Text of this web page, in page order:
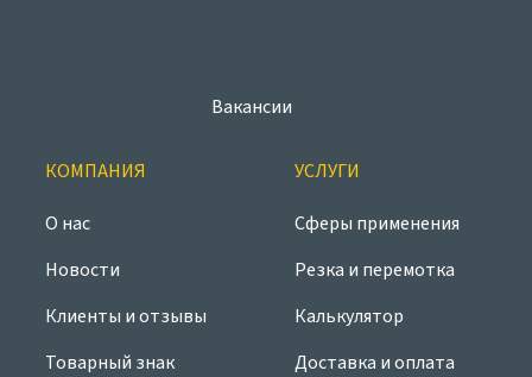
Вакансии
КОМПАНИЯ
О нас
Новости
Клиенты и отзывы
Товарный знак
УСЛУГИ
Сферы применения
Резка и перемотка
Калькулятор
Доставка и оплата